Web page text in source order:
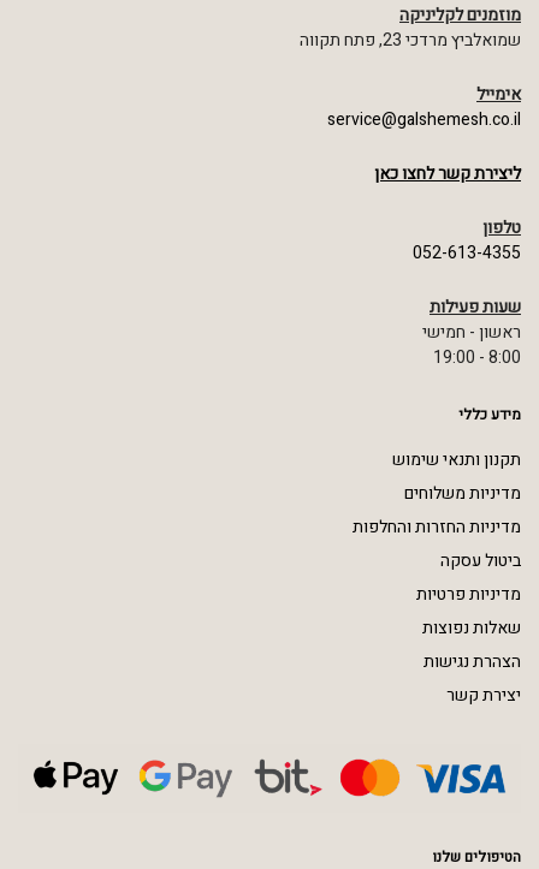
מוזמנים לקליניקה
שמואלביץ מרדכי 23, פתח תקווה
אימייל
service@galshemesh.co.il
ליצירת קשר לחצו כאן
טלפון
052-613-4355
שעות פעילות
ראשון - חמישי
8:00 - 19:00
מידע כללי
תקנון ותנאי שימוש
מדיניות משלוחים
מדיניות החזרות והחלפות
ביטול עסקה
מדיניות פרטיות
שאלות נפוצות
הצהרת נגישות
יצירת קשר
הטיפולים שלנו